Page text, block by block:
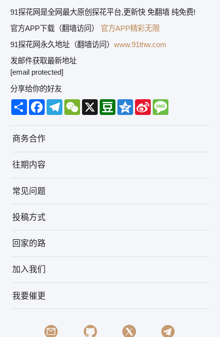
91探花网是全网最大原创探花平台,更新快 免翻墙 纯免费!
官方APP下载（翻墙访问）
官方APP精彩无限
91探花网永久地址（翻墙访问） www.91thw.com
发邮件获取最新地址
[email protected]
分享给你的好友
Share FacebookTelegramWeChat
X DoubanQzoneSina
Weibo
Message
商务合作
往期内容
常见问题
投稿方式
回家的路
加入我们
我要催更